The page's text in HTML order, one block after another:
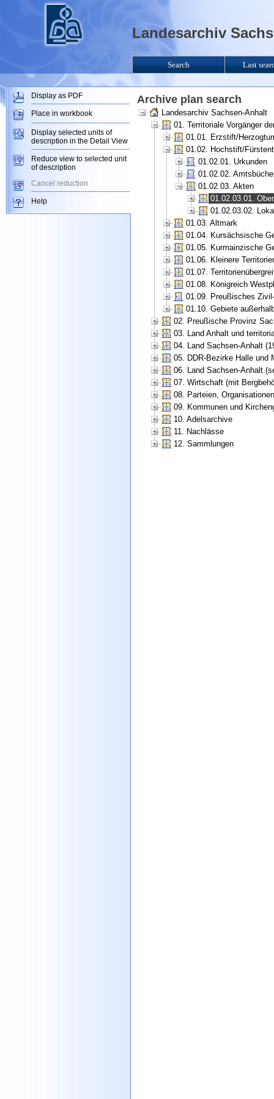
Archive plan search
Landesarchiv Sachsen-Anhalt
01. Territoriale Vorgänger
01.01. Erzstift/
01.02. Hochstift/
01.02.01. Urkunden
01.02.02.
01.02.03. Akten
01.02.03.01.
01.02.03.02.
01.03. Altmark
01.04. Kursächsische
01.05. Kurmainzische
01.06. Kleinere
01.07.
01.08. Königreich
01.09. Preußisches
01.10. Gebiete
02. Preußische Provinz
03. Land Anhalt und
04. Land Sachsen-Anhalt
05. DDR-Bezirke Halle und
06. Land Sachsen-Anhalt
07. Wirtschaft (mit
08. Parteien,
09. Kommunen und
10. Adelsarchive
11. Nachlässe
12. Sammlungen
Landesarchiv
Search Last
Display as PDF
Place in workbook
Display selected units of
description in the Detail View
Reduce view to selected unit
of description
Cancel reduction
Help